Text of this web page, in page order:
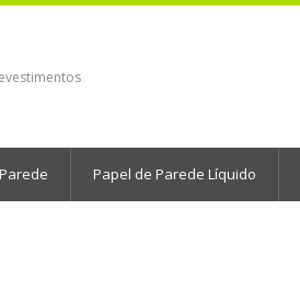
Papel de Parede Líquido